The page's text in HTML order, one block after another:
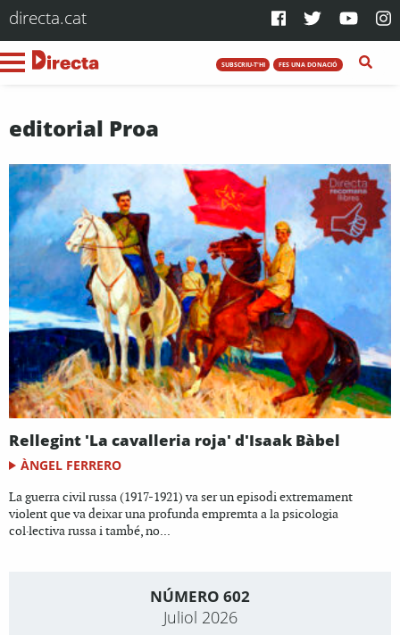
directa.cat
SUBSCRIU-T'HI FES UNA DONACIÓ
editorial Proa
Rellegint 'La cavalleria roja' d'Isaak Bàbel
ÀNGEL FERRERO
La guerra civil russa (1917-1921) va ser un episodi extremament
violent que va deixar una profunda empremta a la psicologia
col·lectiva russa i també, no...
NÚMERO 602
Juliol 2026